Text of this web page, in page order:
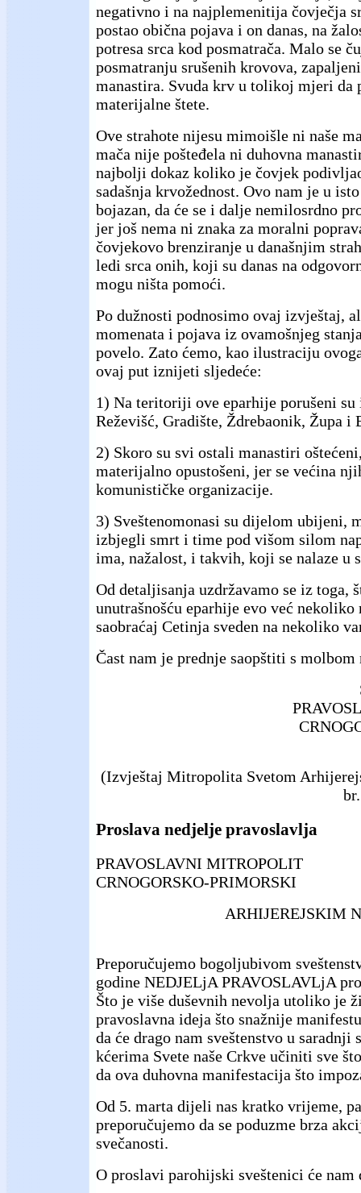
negativno i na najplemenitija čovječja
postao obična pojava i on danas, na
potresa srca kod posmatrača. Malo se
posmatranju srušenih krovova,
manastira. Svuda krv u tolikoj mjeri da
materijalne štete.
Ove strahote nijesu mimoišle ni naše
mača nije pošteđela ni duhovna
najbolji dokaz koliko je čovjek
sadašnja krvožednost. Ovo nam je u
bojazan, da će se i dalje nemilosrdno
jer još nema ni znaka za moralni
čovjekovo brenziranje u današnjim
ledi srca onih, koji su danas na
mogu ništa pomoći.
Po dužnosti podnosimo ovaj izvještaj,
momenata i pojava iz ovamošnjeg
povelo. Zato ćemo, kao ilustraciju
ovaj put iznijeti sljedeće:
1) Na teritoriji ove eparhije porušeni
Reževišć, Gradište, Ždrebaonik, Župa i
2) Skoro su svi ostali manastiri
materijalno opustošeni, jer se većina
komunističke organizacije.
3) Sveštenomonasi su dijelom ubijeni,
izbjegli smrt i time pod višom silom
ima, nažalost, i takvih, koji se nalaze u
Od detaljisanja uzdržavamo se iz toga,
unutrašnošću eparhije evo već nekoliko
saobraćaj Cetinja sveden na nekoliko
Čast nam je prednje saopštiti s molbom
(Izvještaj Mitropolita Svetom
Proslava nedjelje pravoslavlja
PRAVOSLAVNI MITROPOLIT
CRNOGORSKO-PRIMORSKI
ARHIJEREJSKIM
Preporučujemo bogoljubivom
godine NEDJELjA PRAVOSLAVLjA
Što je više duševnih nevolja utoliko je
pravoslavna ideja što snažnije
da će drago nam sveštenstvo u
kćerima Svete naše Crkve učiniti sve
da ova duhovna manifestacija što
Od 5. marta dijeli nas kratko vrijeme,
preporučujemo da se poduzme brza
svečanosti.
O proslavi parohijski sveštenici će